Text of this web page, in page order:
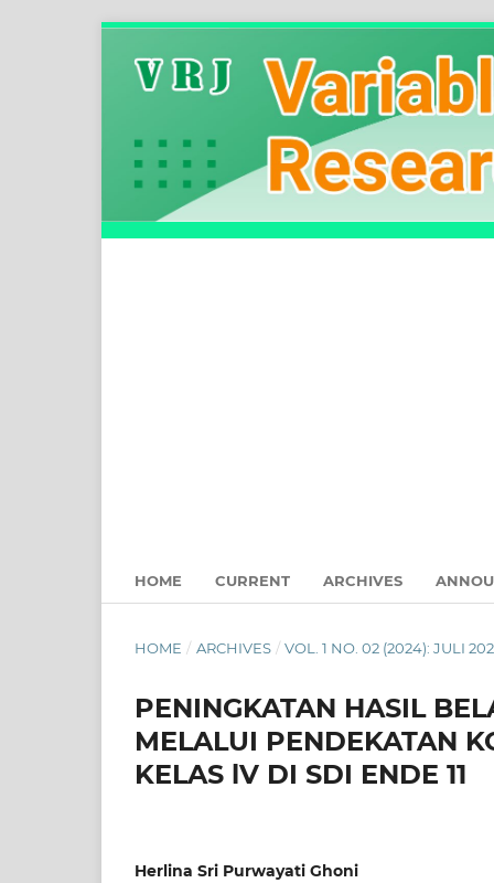
HOME CURRENT ARCHIVES
HOME / ARCHIVES / VOL. 1 NO. 02 (2024): JULI
PENINGKATAN HASIL
MELALUI PENDEKATAN
KELAS lV DI SDI ENDE 11
Herlina Sri Purwayati Ghoni